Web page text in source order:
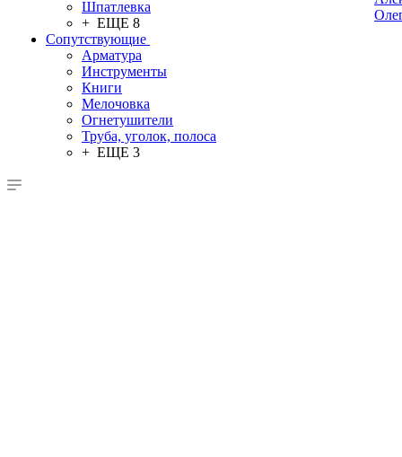
Шпатлевка
+ ЕЩЕ 8
Сопутствующие
Арматура
Инструменты
Книги
Мелочовка
Огнетушители
Труба, уголок, полоса
+ ЕЩЕ 3